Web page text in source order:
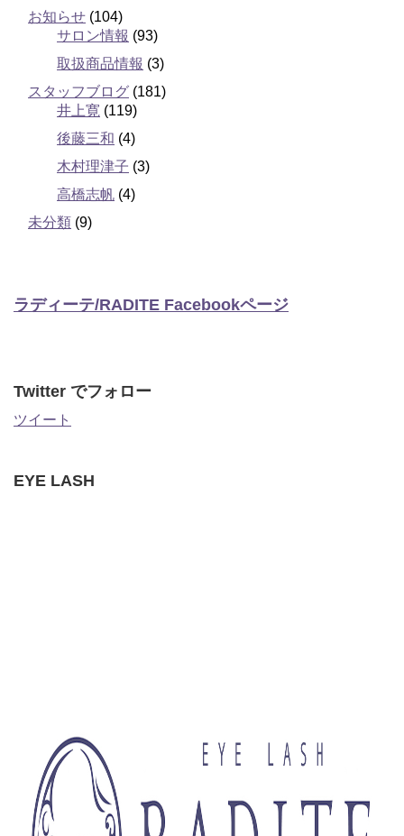
お知らせ (104)
サロン情報 (93)
取扱商品情報 (3)
スタッフブログ (181)
井上寛 (119)
後藤三和 (4)
木村理津子 (3)
高橋志帆 (4)
未分類 (9)
ラディーテ/RADITE Facebookページ
Twitter でフォロー
ツイート
EYE LASH